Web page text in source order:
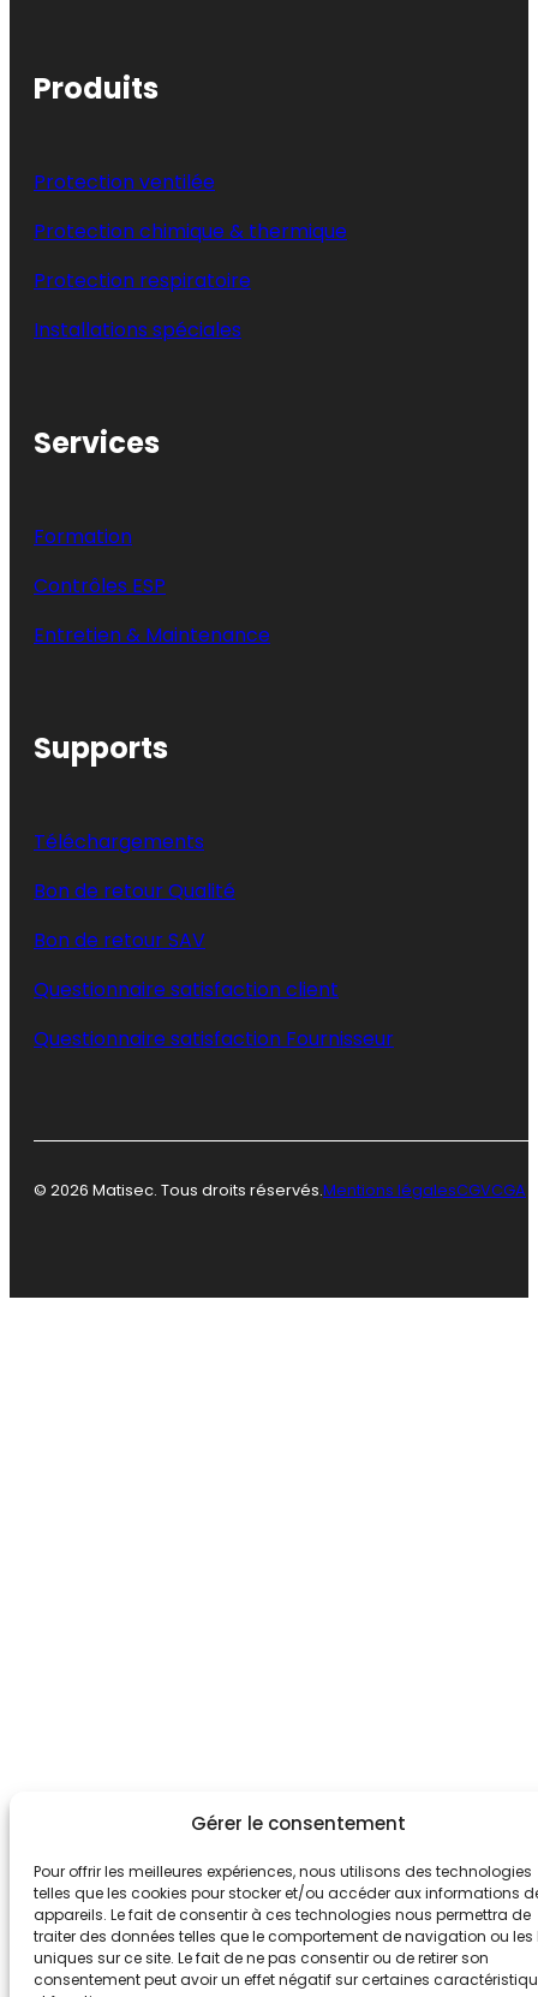
Gérer le consentement
Pour offrir les meilleures expériences, nous utilisons des technologies
telles que les cookies pour stocker et/ou accéder aux informations
appareils. Le fait de consentir à ces technologies nous permettra de
traiter des données telles que le comportement de navigation ou les
uniques sur ce site. Le fait de ne pas consentir ou de retirer son
consentement peut avoir un effet négatif sur certaines
Produits
Protection ventilée
Protection chimique & thermique
Protection respiratoire
Installations spéciales
Services
Formation
Contrôles ESP
Entretien & Maintenance
Supports
Téléchargements
Bon de retour Qualité
Bon de retour SAV
Questionnaire satisfaction client
Questionnaire satisfaction Fournisseur
© 2026 Matisec. Tous droits réservés.Mentions légalesCGVCGA